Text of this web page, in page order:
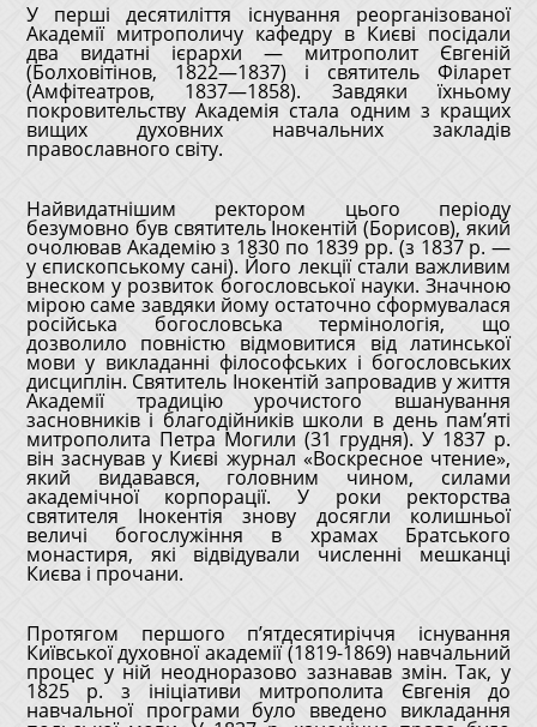
У перші десятиліття існування реорганізованої
Академії митрополичу кафедру в Києві посідали
два видатні ієрархи ― митрополит Євгеній
(Болховітінов, 1822—1837) і святитель Філарет
(Амфітеатров, 1837—1858). Завдяки їхньому
покровительству Академія стала одним з кращих
вищих духовних навчальних закладів
православного світу.
Найвидатнішим ректором цього періоду
безумовно був святитель Інокентій (Борисов), який
очолював Академію з 1830 по 1839 рр. (з 1837 р. ―
у єпископському сані). Його лекції стали важливим
внеском у розвиток богословської науки. Значною
мірою саме завдяки йому остаточно сформувалася
російська богословська термінологія, що
дозволило повністю відмовитися від латинської
мови у викладанні філософських і богословських
дисциплін. Святитель Інокентій запровадив у життя
Академії традицію урочистого вшанування
засновників і благодійників школи в день пам’яті
митрополита Петра Могили (31 грудня). У 1837 р.
він заснував у Києві журнал «Воскресное чтение»,
який видавався, головним чином, силами
академічної корпорації. У роки ректорства
святителя Інокентія знову досягли колишньої
величі богослужіння в храмах Братського
монастиря, які відвідували численні мешканці
Києва і прочани.
Протягом першого п’ятдесятиріччя існування
Київської духовної академії (1819-1869) навчальний
процес у ній неодноразово зазнавав змін. Так, у
1825 р. з ініціативи митрополита Євгенія до
навчальної програми було введено викладання